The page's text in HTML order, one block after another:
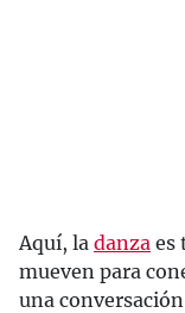
Aquí, la danza es
mueven para
una